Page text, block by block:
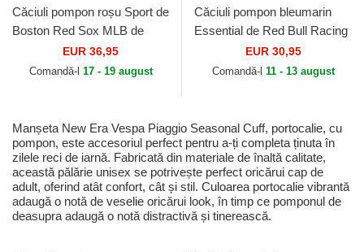
Căciuli pompon roșu Sport de
Boston Red Sox MLB de
EUR 36,95
Comandă-l 17 - 19 august
Căciuli pompon bleumarin
Essential de Red Bull Racing
Formula 1 de New Era
EUR 30,95
Comandă-l 11 - 13 august
Manșeta New Era Vespa Piaggio Seasonal Cuff, portocalie, cu
pompon, este accesoriul perfect pentru a-ți completa ținuta în
zilele reci de iarnă. Fabricată din materiale de înaltă calitate,
această pălărie unisex se potrivește perfect oricărui cap de
adult, oferind atât confort, cât și stil. Culoarea portocalie vibrantă
adaugă o notă de veselie oricărui look, în timp ce pomponul de
deasupra adaugă o notă distractivă și tinerească.